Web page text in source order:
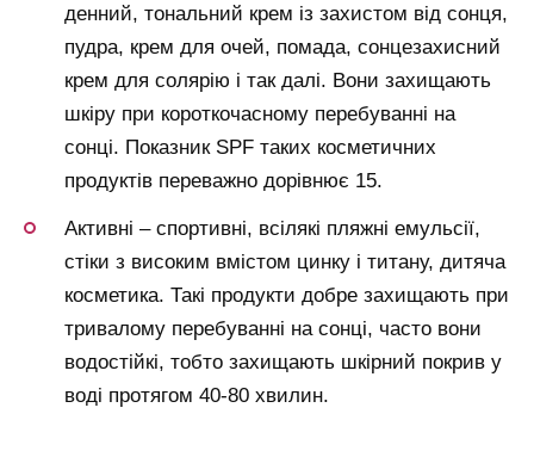
денний, тональний крем із захистом від сонця,
пудра, крем для очей, помада, сонцезахисний
крем для солярію і так далі. Вони захищають
шкіру при короткочасному перебуванні на
сонці. Показник SPF таких косметичних
продуктів переважно дорівнює 15.
Активні – спортивні, всілякі пляжні емульсії,
стіки з високим вмістом цинку і титану, дитяча
косметика. Такі продукти добре захищають при
тривалому перебуванні на сонці, часто вони
водостійкі, тобто захищають шкірний покрив у
воді протягом 40-80 хвилин.